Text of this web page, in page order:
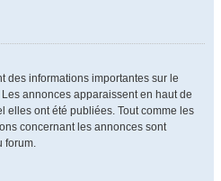
des informations importantes sur le
annonces apparaissent en haut de
elles ont été publiées. Tout comme les
concernant les annonces sont
forum.